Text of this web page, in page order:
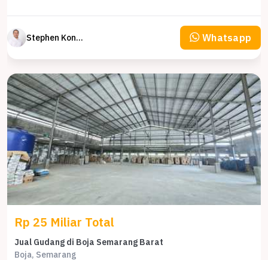
Stephen Konsultan Properti Whatsapp
Rp 25 Miliar Total
Jual Gudang di Boja Semarang Barat
Boja, Semarang